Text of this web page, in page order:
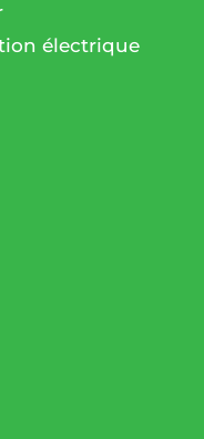
électrique